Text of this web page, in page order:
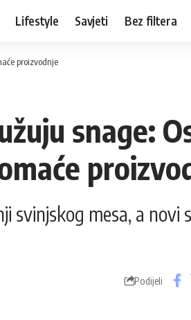
Lifestyle Savjeti Bez filtera
proizvodnje
snage:
mesa, a novi
Podijeli